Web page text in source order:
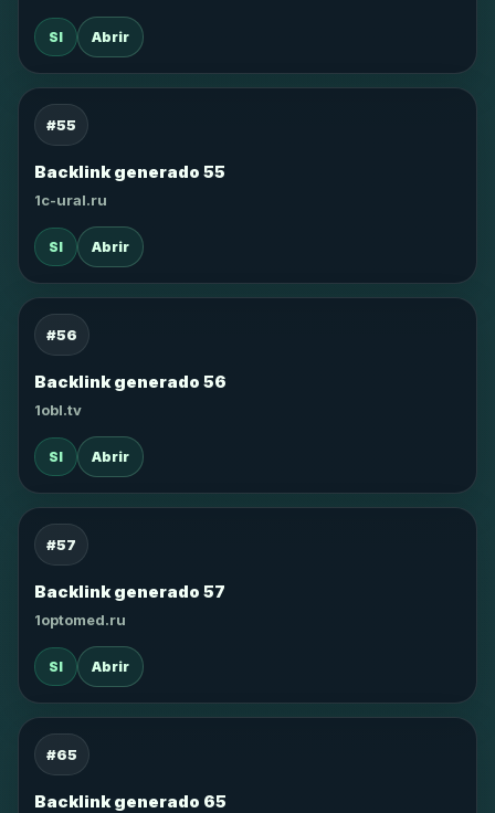
SI Abrir
#55
Backlink generado 55
1c-ural.ru
SI Abrir
#56
Backlink generado 56
1obl.tv
SI Abrir
#57
Backlink generado 57
1optomed.ru
SI Abrir
#65
Backlink generado 65